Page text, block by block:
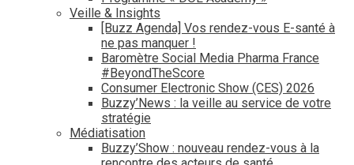
Veille & Insights
[Buzz Agenda] Vos rendez-vous E-santé à
ne pas manquer !
Baromètre Social Media Pharma France
#BeyondTheScore
Consumer Electronic Show (CES) 2026
Buzzy’News : la veille au service de votre
stratégie
Médiatisation
Buzzy’Show : nouveau rendez-vous à la